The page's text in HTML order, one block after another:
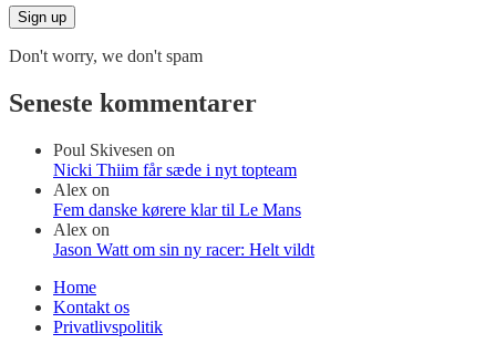
Don't worry, we don't spam
Seneste kommentarer
Poul Skivesen on
Nicki Thiim får sæde i nyt topteam
Alex on
Fem danske kørere klar til Le Mans
Alex on
Jason Watt om sin ny racer: Helt vildt
Home
Kontakt os
Privatlivspolitik